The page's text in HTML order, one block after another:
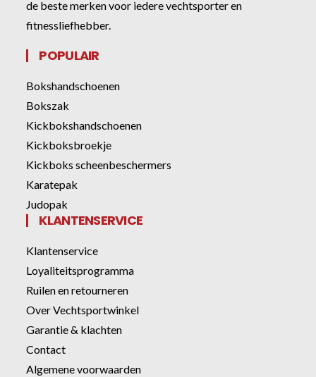
de beste merken voor iedere vechtsporter en
fitnessliefhebber.
POPULAIR
Bokshandschoenen
Bokszak
Kickbokshandschoenen
Kickboksbroekje
Kickboks scheenbeschermers
Karatepak
Judopak
KLANTENSERVICE
Klantenservice
Loyaliteitsprogramma
Ruilen en retourneren
Over Vechtsportwinkel
Garantie & klachten
Contact
Algemene voorwaarden